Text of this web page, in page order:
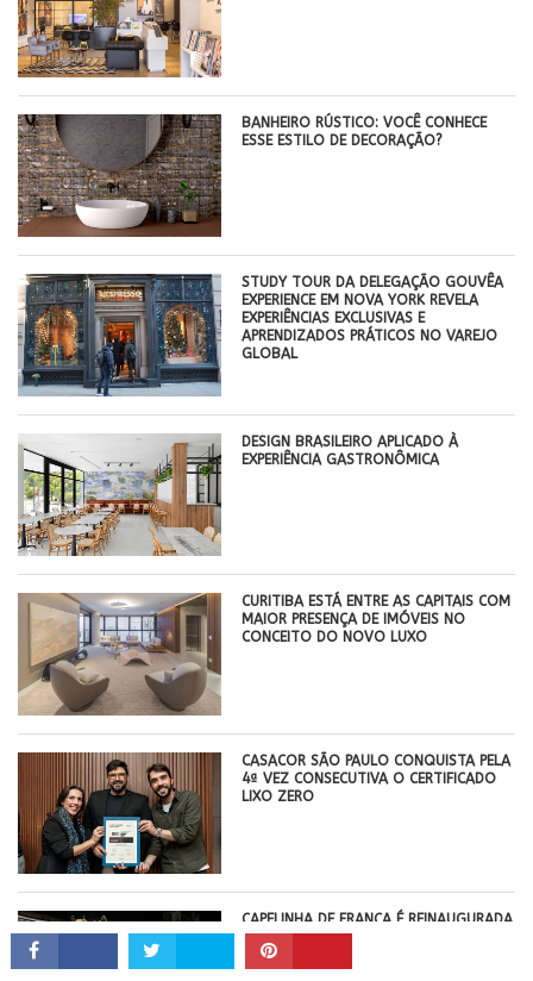
BANHEIRO RÚSTICO: VOCÊ CONHECE
ESSE ESTILO DE DECORAÇÃO?
STUDY TOUR DA DELEGAÇÃO GOUVÊA
EXPERIENCE EM NOVA YORK REVELA
EXPERIÊNCIAS EXCLUSIVAS E
APRENDIZADOS PRÁTICOS NO VAREJO
GLOBAL
DESIGN BRASILEIRO APLICADO À
EXPERIÊNCIA GASTRONÔMICA
CURITIBA ESTÁ ENTRE AS CAPITAIS COM
MAIOR PRESENÇA DE IMÓVEIS NO
CONCEITO DO NOVO LUXO
CASACOR SÃO PAULO CONQUISTA PELA
4ª VEZ CONSECUTIVA O CERTIFICADO
LIXO ZERO
CAPELINHA DE FRANCA É REINAUGURADA
COM UM NOVO PROJETO DE
ILUMINAÇÃO